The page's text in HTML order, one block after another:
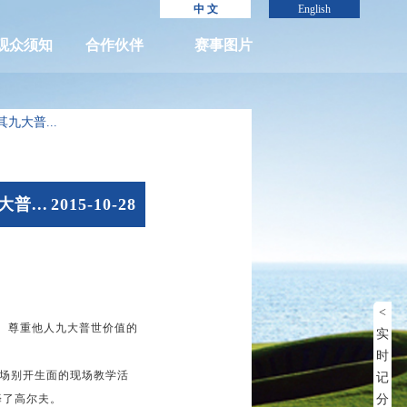
English
中 文
众须知 合作伙伴 赛事图片
九大普...
普... 2015-10-28
重他人九大普世价值的
别开生面的现场教学活
高尔夫。
<
实
时
记
分